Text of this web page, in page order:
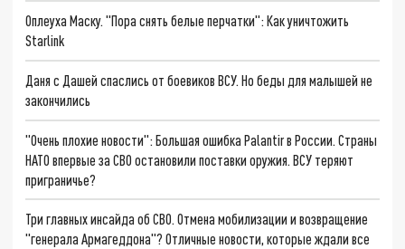
Оплеуха Маску. "Пора снять белые перчатки": Как уничтожить
Starlink
Даня с Дашей спаслись от боевиков ВСУ. Но беды для малышей не
закончились
"Очень плохие новости": Большая ошибка Palantir в России. Страны
НАТО впервые за СВО остановили поставки оружия. ВСУ теряют
приграничье?
Три главных инсайда об СВО. Отмена мобилизации и возвращение
"генерала Армагеддона"? Отличные новости, которые ждали все